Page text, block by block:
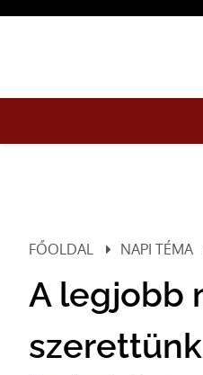
FŐOLDAL NAPI TÉMA
A legjobb
szerettünk